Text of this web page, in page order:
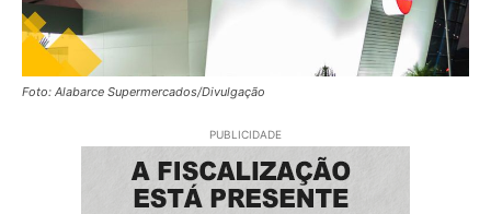
Foto: Alabarce Supermercados/Divulgação
PUBLICIDADE